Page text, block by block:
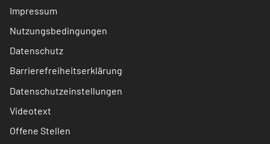
Impressum
Nutzungsbedingungen
Datenschutz
Barrierefreiheitserklärung
Datenschutzeinstellungen
Videotext
Offene Stellen